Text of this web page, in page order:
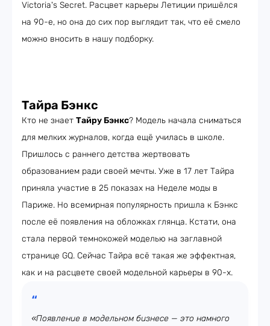
Victoria's Secret. Расцвет карьеры Летиции пришёлся
на 90-е, но она до сих пор выглядит так, что её смело
можно вносить в нашу подборку.
Тайра Бэнкс
Кто не знает Тайру Бэнкс? Модель начала сниматься
для мелких журналов, когда ещё училась в школе.
Пришлось с раннего детства жертвовать
образованием ради своей мечты. Уже в 17 лет Тайра
приняла участие в 25 показах на Неделе моды в
Париже. Но всемирная популярность пришла к Бэнкс
после её появления на обложках глянца. Кстати, она
стала первой темнокожей моделью на заглавной
странице GQ. Сейчас Тайра всё такая же эффектная,
как и на расцвете своей модельной карьеры в 90-х.
«Появление в модельном бизнесе — это намного